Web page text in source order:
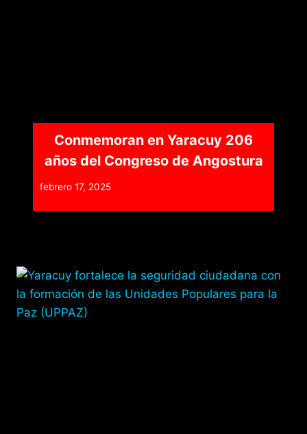
Conmemoran en Yaracuy 206
años del Congreso de Angostura
febrero 17, 2025